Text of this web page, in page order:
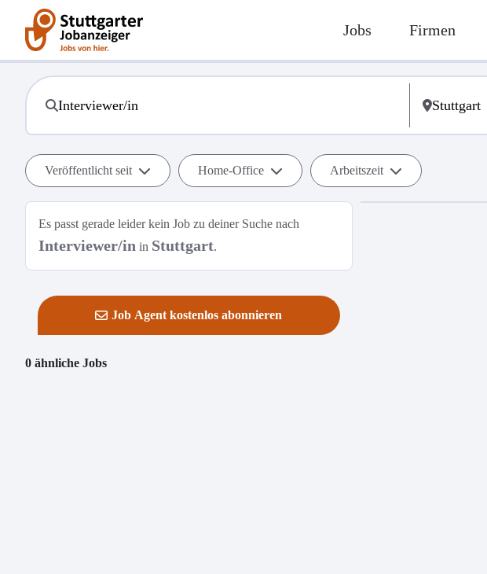
Jobs Firmen
Veröffentlicht seit Home-Office Arbeitszeit
Es passt gerade leider kein Job zu deiner Suche nach
Interviewer/in in Stuttgart.
Job Agent kostenlos abonnieren
0 ähnliche Jobs